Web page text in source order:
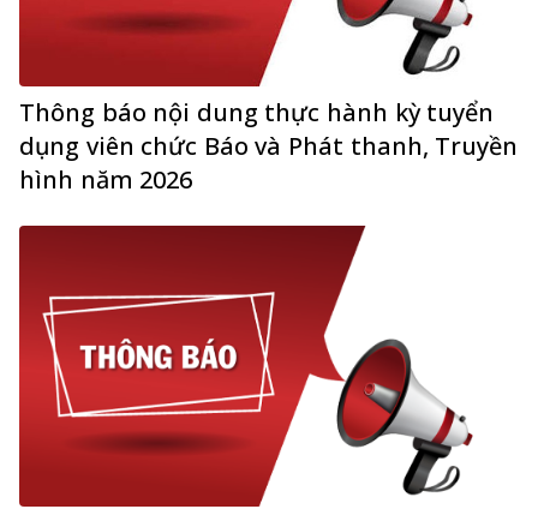
Thông báo nội dung thực hành kỳ tuyển
dụng viên chức Báo và Phát thanh, Truyền
hình năm 2026